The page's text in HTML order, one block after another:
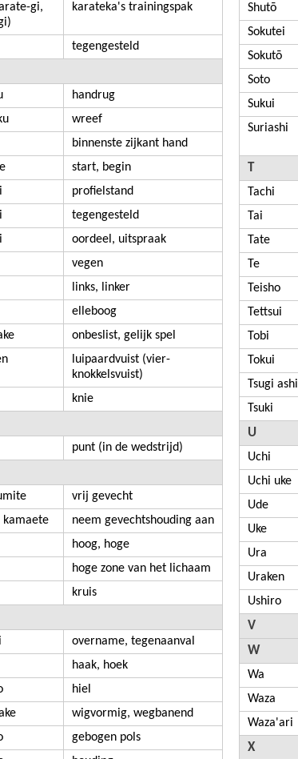
gi,
karateka's trainingspak
tegengesteld
handrug
wreef
binnenste zijkant hand
start, begin
profielstand
tegengesteld
oordeel, uitspraak
vegen
links, linker
elleboog
onbeslist, gelijk spel
luipaardvuist (vier-
knokkelsvuist)
knie
punt (in de wedstrijd)
vrij gevecht
kamaete
neem gevechtshouding aan
hoog, hoge
hoge zone van het lichaam
kruis
overname, tegenaanval
haak, hoek
hiel
wigvormig, wegbanend
gebogen pols
Shutō
Sokutei
Sokutō
Soto
Sukui
Suriashi
T
Tachi
Tai
Tate
Te
Teisho
Tettsui
Tobi
Tokui
Tsugi ashi
Tsuki
U
Uchi
Uchi uke
Ude
Uke
Ura
Uraken
Ushiro
V
W
Wa
Waza
Waza'ari
X